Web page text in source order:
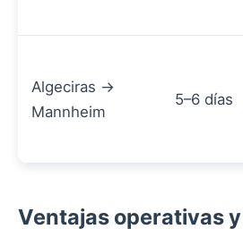
Algeciras →
Mannheim
5–6 días
Ventajas operativas y